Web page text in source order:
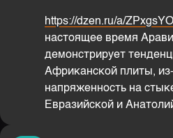
https://dzen.ru/a/
настоящее время
демонстрирует
Африканской плиты, из-
напряженность на
Евразийской и